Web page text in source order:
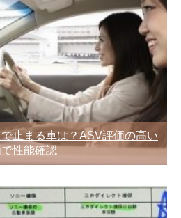
止まる車は？ASV評価の高い
性能確認